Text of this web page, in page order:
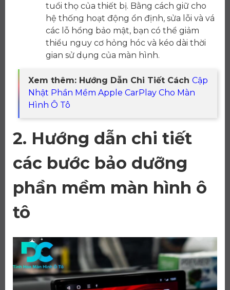
tuổi thọ của thiết bị. Bằng cách giữ cho
hệ thống hoạt động ổn định, sửa lỗi và vá
các lỗ hổng bảo mật, bạn có thể giảm
thiểu nguy cơ hỏng hóc và kéo dài thời
gian sử dụng của màn hình.
Xem thêm: Hướng Dẫn Chi Tiết Cách Cập
Nhật Phần Mềm Apple CarPlay Cho Màn
Hình Ô Tô
2. Hướng dẫn chi tiết
các bước bảo dưỡng
phần mềm màn hình ô
tô